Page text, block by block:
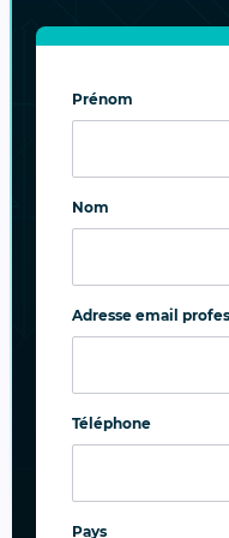
ransomwares et
et atteignez vos
confidentialité
Prénom
Nom
Adresse email
Téléphone
Pays